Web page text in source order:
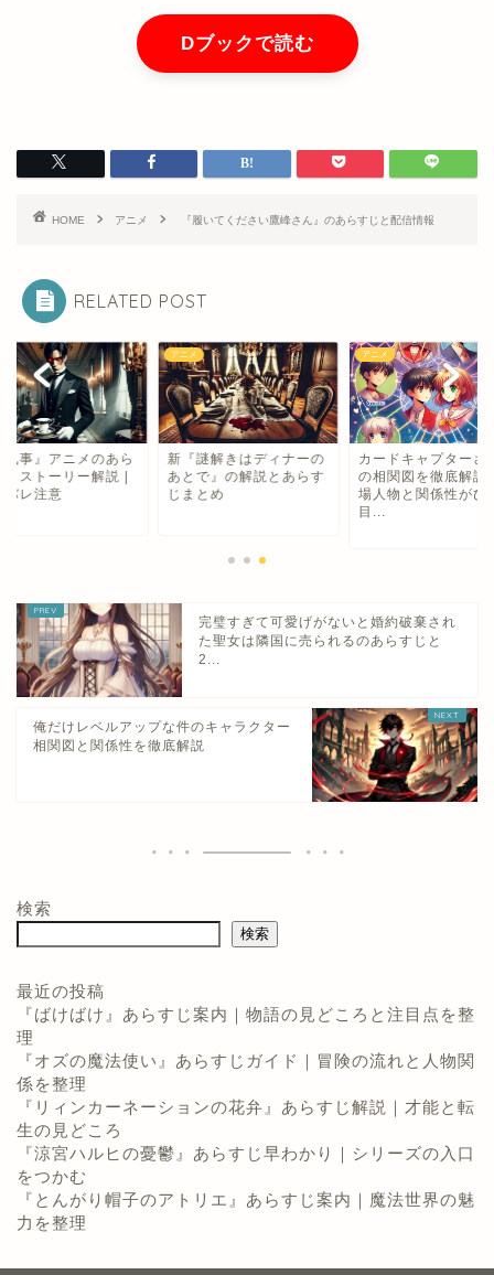
Dブックで読む
HOME アニメ 『履いてください鷹峰さん』のあらすじと配信情報
RELATED POST
執事』アニメのあら
とストーリー解説 |
バレ注意
アニメ
新『謎解きはディナーの
あとで』の解説とあらす
じまとめ
アニメ
カードキャプターさ
の相関図を徹底解説
場人物と関係性がひ
目...
完璧すぎて可愛げがないと婚約破棄され
た聖女は隣国に売られるのあらすじと
2...
俺だけレベルアップな件のキャラクター
相関図と関係性を徹底解説
検索
検索
最近の投稿
『ばけばけ』あらすじ案内｜物語の見どころと注目点を整
理
『オズの魔法使い』あらすじガイド｜冒険の流れと人物関
係を整理
『リィンカーネーションの花弁』あらすじ解説｜才能と転
生の見どころ
『涼宮ハルヒの憂鬱』あらすじ早わかり｜シリーズの入口
をつかむ
『とんがり帽子のアトリエ』あらすじ案内｜魔法世界の魅
力を整理